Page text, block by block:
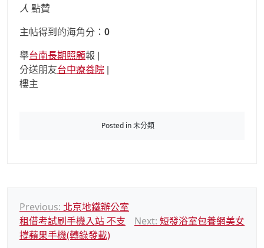
人 點贊
主帖得到的海角分： 0
舉台南長期照顧報 |
分送朋友台中療養院
樓主
Posted in 未分類
文
章
導
Previous: 北京地鐵辦公室
租借考試刷手機入站 不支
撐蘋果手機(轉錄發載)
Next: 短發浴室包養網美女